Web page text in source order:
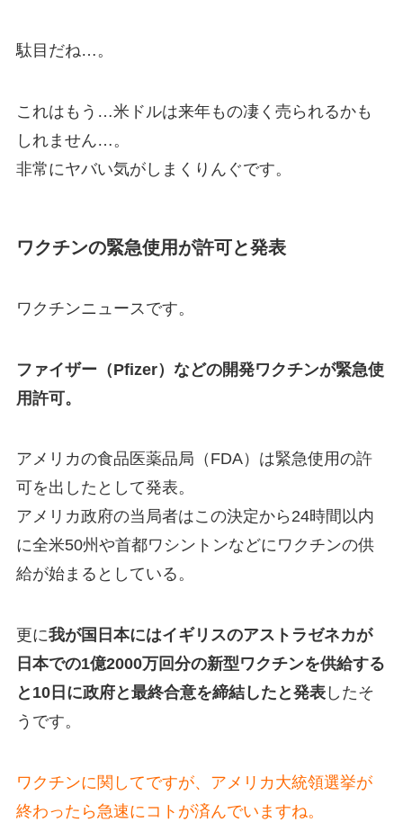
駄目だね…。
これはもう…米ドルは来年もの凄く売られるかも
しれません…。
非常にヤバい気がしまくりんぐです。
ワクチンの緊急使用が許可と発表
ワクチンニュースです。
ファイザー（Pfizer）などの開発ワクチンが緊急使
用許可。
アメリカの食品医薬品局（FDA）は緊急使用の許
可を出したとして発表。
アメリカ政府の当局者はこの決定から24時間以内
に全米50州や首都ワシントンなどにワクチンの供
給が始まるとしている。
更に我が国日本にはイギリスのアストラゼネカが
日本での1億2000万回分の新型ワクチンを供給する
と10日に政府と最終合意を締結したと発表したそ
うです。
ワクチンに関してですが、アメリカ大統領選挙が
終わったら急速にコトが済んでいますね。